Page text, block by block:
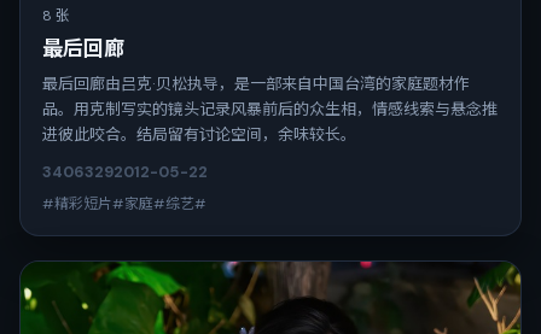
8 张
最后回廊
最后回廊由吕克·贝松执导，是一部来自中国台湾的家庭题材作
品。用克制写实的镜头记录风暴前后的众生相，情感线索与悬念推
进彼此咬合。结局留有讨论空间，余味较长。
34063292012-05-22
#精彩短片#家庭#综艺#